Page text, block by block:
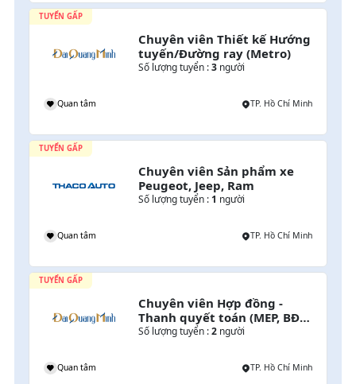
Chuyên viên Thiết kế Hướng
tuyến/Đường ray (Metro)
Số lượng tuyển :3người
Quan tâm TP. Hồ Chí Minh
TUYỂN GẤP
Chuyên viên Sản phẩm xe
Peugeot, Jeep, Ram
Số lượng tuyển : 1 người
Quan tâm TP. Hồ Chí Minh
TUYỂN GẤP
Chuyên viên Hợp đồng -
Thanh quyết toán (MEP, BĐS,
Giao thông)
Số lượng tuyển :2người
Quan tâm TP. Hồ Chí Minh
TUYỂN GẤP